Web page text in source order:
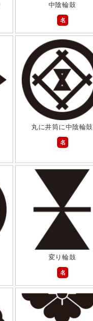
中陰輪鼓
名
丸に井筒に中陰輪鼓
名
変り輪鼓
名